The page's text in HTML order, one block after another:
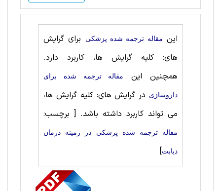
این مقاله ترجمه شده پزشکی
برای گرایش
های: کلیه گرایش ها، کاربرد دارد.
همچنین این
مقاله ترجمه شده برای
داروسازی در گرایش های: کلیه گرایش ها،
می تواند کاربرد داشته باشد. [ برچسب:
مقاله ترجمه شده پزشکی در زمینه درمان
دیابت]